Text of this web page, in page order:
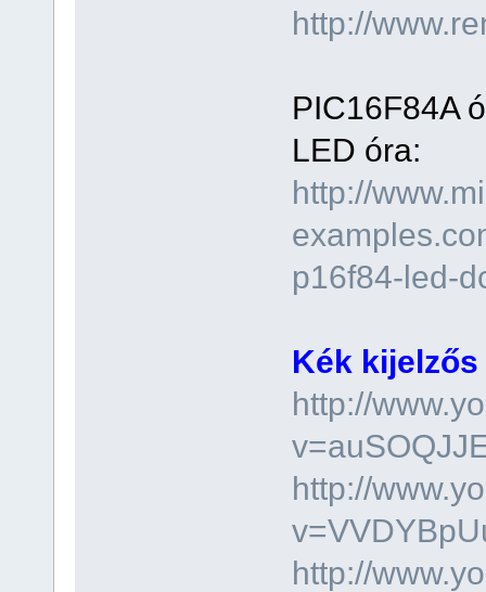
http://
PIC16F84A
LED óra:
http://
p16f84-led-
Kék
http://
http://
http://